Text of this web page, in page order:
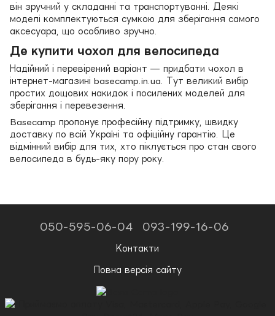
він зручний у складанні та транспортуванні. Деякі
моделі комплектуються сумкою для зберігання самого
аксесуара, що особливо зручно.
Де купити чохол для велосипеда
Надійний і перевірений варіант — придбати чохол в
інтернет-магазині basecamp.in.ua. Тут великий вибір
простих дощових накидок і посилених моделей для
зберігання і перевезення.
Basecamp пропонує професійну підтримку, швидку
доставку по всій Україні та офіційну гарантію. Це
відмінний вибір для тих, хто піклується про стан свого
велосипеда в будь-яку пору року.
050-595-06-04 093-199-16-06
Контакти
Повна версія сайту